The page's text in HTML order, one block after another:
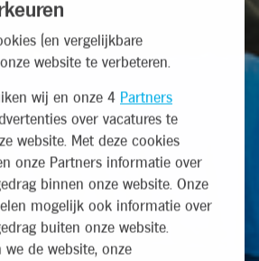
(en vergelijkbare
website te verbeteren.
wij en onze 4 Partners
over vacatures te
website. Met deze cookies
onze Partners informatie over
binnen onze website. Onze
mogelijk ook informatie over
buiten onze website.
we de website, onze